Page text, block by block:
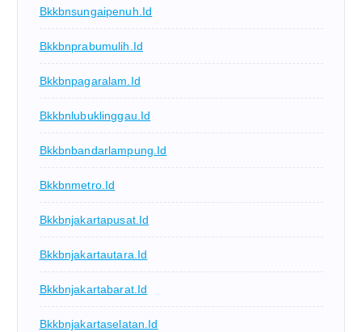
Bkkbnsungaipenuh.id
Bkkbnprabumulih.id
Bkkbnpagaralam.id
Bkkbnlubuklinggau.id
Bkkbnbandarlampung.id
Bkkbnmetro.id
Bkkbnjakartapusat.id
Bkkbnjakartautara.id
Bkkbnjakartabarat.id
Bkkbnjakartaselatan.id